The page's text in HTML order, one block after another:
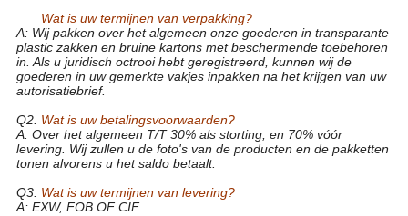
Wat is uw termijnen van verpakking?
A: Wij pakken over het algemeen onze goederen in transparante
plastic zakken en bruine kartons met beschermende toebehoren
in. Als u juridisch octrooi hebt geregistreerd, kunnen wij de
goederen in uw gemerkte vakjes inpakken na het krijgen van uw
autorisatiebrief.
Q2. Wat is uw betalingsvoorwaarden?
A: Over het algemeen T/T 30% als storting, en 70% vóór
levering. Wij zullen u de foto's van de producten en de pakketten
tonen alvorens u het saldo betaalt.
Q3. Wat is uw termijnen van levering?
A: EXW, FOB OF CIF.